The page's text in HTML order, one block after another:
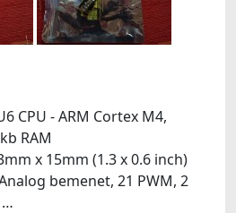
CPU - ARM Cortex M4,
RAM
x 15mm (1.3 x 0.6 inch)
bemenet, 21 PWM, 2
…